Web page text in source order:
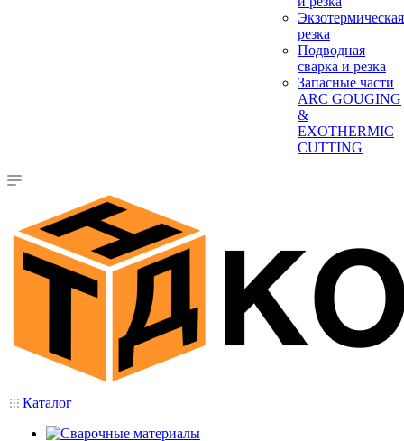
Экзотермическая
резка
Подводная
сварка и резка
Запасные части
ARC GOUGING
&
EXOTHERMIC
CUTTING
Каталог